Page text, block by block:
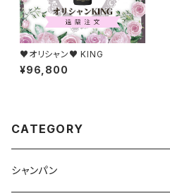
♥オリシャン♥ KING
¥96,800
CATEGORY
シャンパン